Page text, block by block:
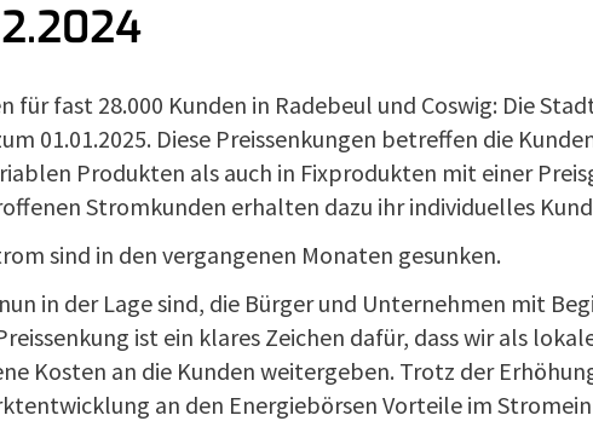
für fast 28.000 Kunden in Radebeul und Coswig: Die
01.01.2025. Diese Preissenkungen betreffen die
Produkten als auch in Fixprodukten mit einer
Stromkunden erhalten dazu ihr individuelles
sind in den vergangenen Monaten gesunken.
in der Lage sind, die Bürger und Unternehmen mit
ist ein klares Zeichen dafür, dass wir als
Kosten an die Kunden weitergeben. Trotz der
an den Energiebörsen Vorteile im